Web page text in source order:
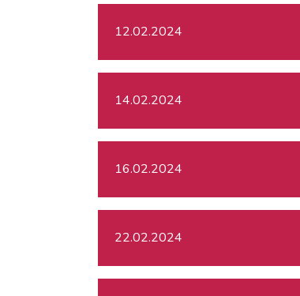
12.02.2024
14.02.2024
16.02.2024
22.02.2024